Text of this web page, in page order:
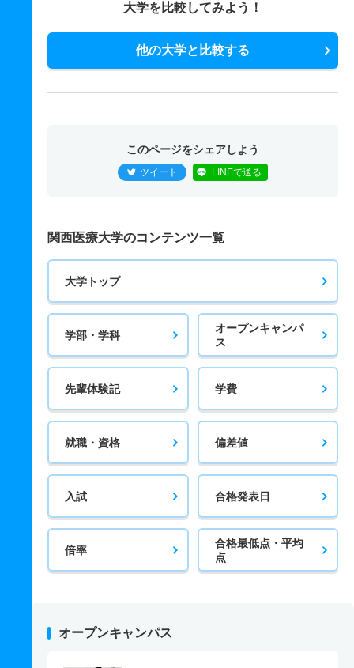
大学を比較してみよう！
他の大学と比較する
このページをシェアしよう
ツイート LINEで送る
関西医療大学のコンテンツ一覧
大学トップ
学部・学科
オープンキャンパ
ス
先輩体験記 学費
就職・資格 偏差値
入試 合格発表日
倍率
合格最低点・平均
点
オープンキャンパス